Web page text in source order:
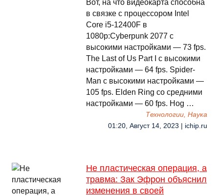
Вот, на что видеокарта способна
в связке с процессором Intel
Core i5-12400F в
1080p:Cyberpunk 2077 с
высокими настройками — 73 fps.
The Last of Us Part I с высокими
настройками — 64 fps. Spider-
Man с высокими настройками —
105 fps. Elden Ring со средними
настройками — 60 fps. Hog …
Технологии, Наука
01:20, Август 14, 2023 | ichip.ru
Не пластическая операция, а
травма: Зак Эфрон объяснил
изменения в своей